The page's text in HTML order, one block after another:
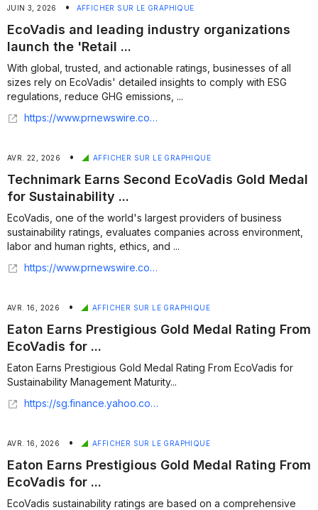
JUIN 3, 2026 • AFFICHER SUR LE GRAPHIQUE
EcoVadis and leading industry organizations
launch the 'Retail ...
With global, trusted, and actionable ratings, businesses of all
sizes rely on EcoVadis' detailed insights to comply with ESG
regulations, reduce GHG emissions, ...
https://www.prnewswire.com/news-releases/ecovadis-and-leading-industry-organizations-launch-the-retail-impact-initiative-302787955.html
AVR. 22, 2026 • AFFICHER SUR LE GRAPHIQUE
Technimark Earns Second EcoVadis Gold Medal
for Sustainability ...
EcoVadis, one of the world's largest providers of business
sustainability ratings, evaluates companies across environment,
labor and human rights, ethics, and ...
https://www.prnewswire.com/news-releases/technimark-earns-second-ecovadis-gold-medal-for-sustainability-ranking-in-top-1-of-its-industry-302748815.html
AVR. 16, 2026 • AFFICHER SUR LE GRAPHIQUE
Eaton Earns Prestigious Gold Medal Rating From
EcoVadis for ...
Eaton Earns Prestigious Gold Medal Rating From EcoVadis for
Sustainability Management Maturity...
https://sg.finance.yahoo.com/news/eaton-earns-prestigious-gold-medal-104500845.html
AVR. 16, 2026 • AFFICHER SUR LE GRAPHIQUE
Eaton Earns Prestigious Gold Medal Rating From
EcoVadis for ...
EcoVadis sustainability ratings are based on a comprehensive